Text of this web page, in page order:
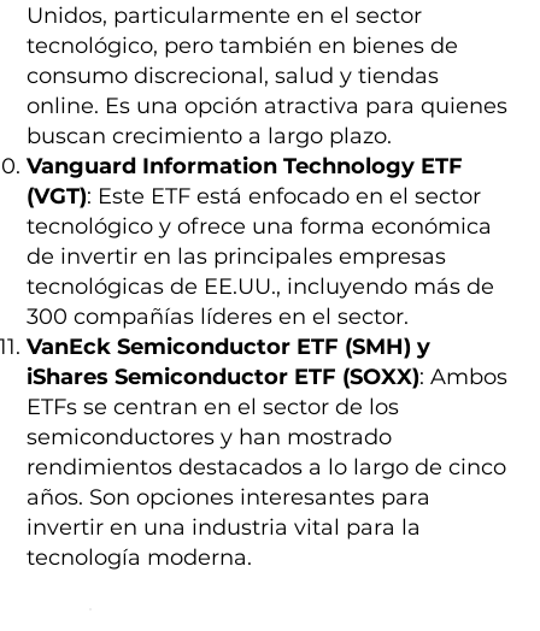
Unidos, particularmente en el sector
tecnológico, pero también en bienes de
consumo discrecional, salud y tiendas
online. Es una opción atractiva para quienes
buscan crecimiento a largo plazo.
Vanguard Information Technology ETF
(VGT): Este ETF está enfocado en el sector
tecnológico y ofrece una forma económica
de invertir en las principales empresas
tecnológicas de EE.UU., incluyendo más de
300 compañías líderes en el sector.
VanEck Semiconductor ETF (SMH) y
iShares Semiconductor ETF (SOXX): Ambos
ETFs se centran en el sector de los
semiconductores y han mostrado
rendimientos destacados a lo largo de cinco
años. Son opciones interesantes para
invertir en una industria vital para la
tecnología moderna.